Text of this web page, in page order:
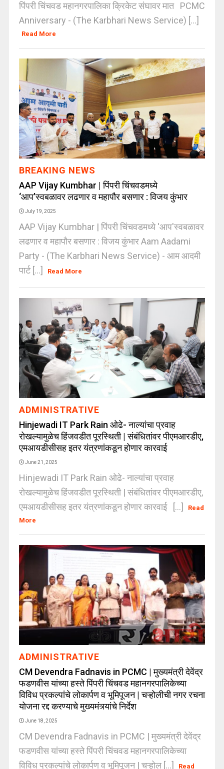
पिंपरी चिंचवड महानगरपालिका क्रिकेट संघावर मात PCMC
Anniversary - (The Karbhari News Service) [...]
Read More
BREAKING NEWS
AAP Vijay Kumbhar | पिंपरी चिंचवडमध्ये
‘आप’स्वबळावर लढणार व महापौर बसणार : विजय कुंभार
July 19, 2025
AAP Vijay Kumbhar | पिंपरी चिंचवडमध्ये 'आप'स्वबळावर
लढणार व महापौर बसणार : विजय कुंभार Aam Aadami
Party - (The Karbhari News Service) - आम आदमी
पार्ट [...]
Read More
ADMINISTRATIVE
Hinjewadi IT Park Rain ओढे- नाल्यांचा प्रवाह
रोखल्यामुळेच हिंजवडीत पूरस्थिती | संबंधितांवर पीएमआरडीए,
एमआयडीसीसह इतर यंत्रणांकडून होणार कारवाई
June 21, 2025
Hinjewadi IT Park Rain ओढे- नाल्यांचा प्रवाह
रोखल्यामुळेच हिंजवडीत पूरस्थिती | संबंधितांवर पीएमआरडीए,
एमआयडीसीसह इतर यंत्रणांकडून होणार कारवाई [...]
Read
More
ADMINISTRATIVE
CM Devendra Fadnavis in PCMC | मुख्यमंत्री देवेंद्र
फडणवीस यांच्या हस्ते पिंपरी चिंचवड महानगरपालिकेच्या
विविध प्रकल्पांचे लोकार्पण व भूमिपूजन | चऱ्होलीची नगर रचना
योजना रद्द करण्याचे मुख्यमंत्र्यांचे निर्देश
June 18, 2025
CM Devendra Fadnavis in PCMC | मुख्यमंत्री देवेंद्र
फडणवीस यांच्या हस्ते पिंपरी चिंचवड महानगरपालिकेच्या
विविध प्रकल्पांचे लोकार्पण व भूमिपूजन | चऱ्होल [...]
Read